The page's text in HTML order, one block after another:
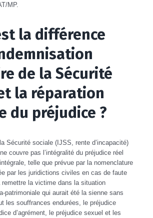
MP.
la différence
de la Sécurité
la réparation
du préjudice ?
la Sécurité sociale (IJSS, rente d’incapacité)
couvre pas l’intégralité du préjudice réel
telle que prévue par la nomenclature
par les juridictions civiles en cas de faute
la victime dans la situation
patrimoniale qui aurait été la sienne sans
les souffrances endurées, le préjudice
d’agrément, le préjudice sexuel et les